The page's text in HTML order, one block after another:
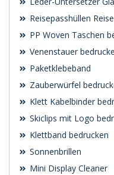
Reisepasshüllen
PP Woven Taschen
Venenstauer
Paketklebeband
Zauberwürfel
Klett Kabelbinder
Skiclips mit Logo
Klettband bedrucken
Sonnenbrillen
Mini Display Cleaner